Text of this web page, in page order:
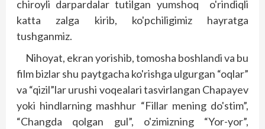
chiroyli darpardalar tutilgan yumshoq o'rindiqli
katta zalga kirib, ko'pchiligimiz hayratga
tushganmiz.
Nihoyat, ekran yorishib, tomosha boshlandi va bu
film bizlar shu paytgacha ko'rishga ulgurgan “oqlar”
va “qizil”lar urushi voqealari tasvirlangan Chapayev
yoki hindlarning mashhur “Fillar mening do'stim”,
“Changda qolgan gul”, o'zimizning “Yor-yor”,